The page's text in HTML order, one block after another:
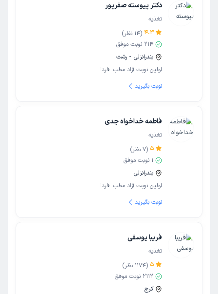
دکتر پیوسته صفرپور
تغذیه
4.3
(
14 نظر)
214 نوبت موفق
بندرانزلی - رشت
اولین نوبت آزاد مطب: فردا
نوبت بگیرید
فاطمه خداخواه جدی
تغذیه
5
(
7 نظر)
1 نوبت موفق
بندرانزلی
اولین نوبت آزاد مطب: فردا
نوبت بگیرید
فریبا یوسفی
تغذیه
5
(
1174 نظر)
2112 نوبت موفق
کرج